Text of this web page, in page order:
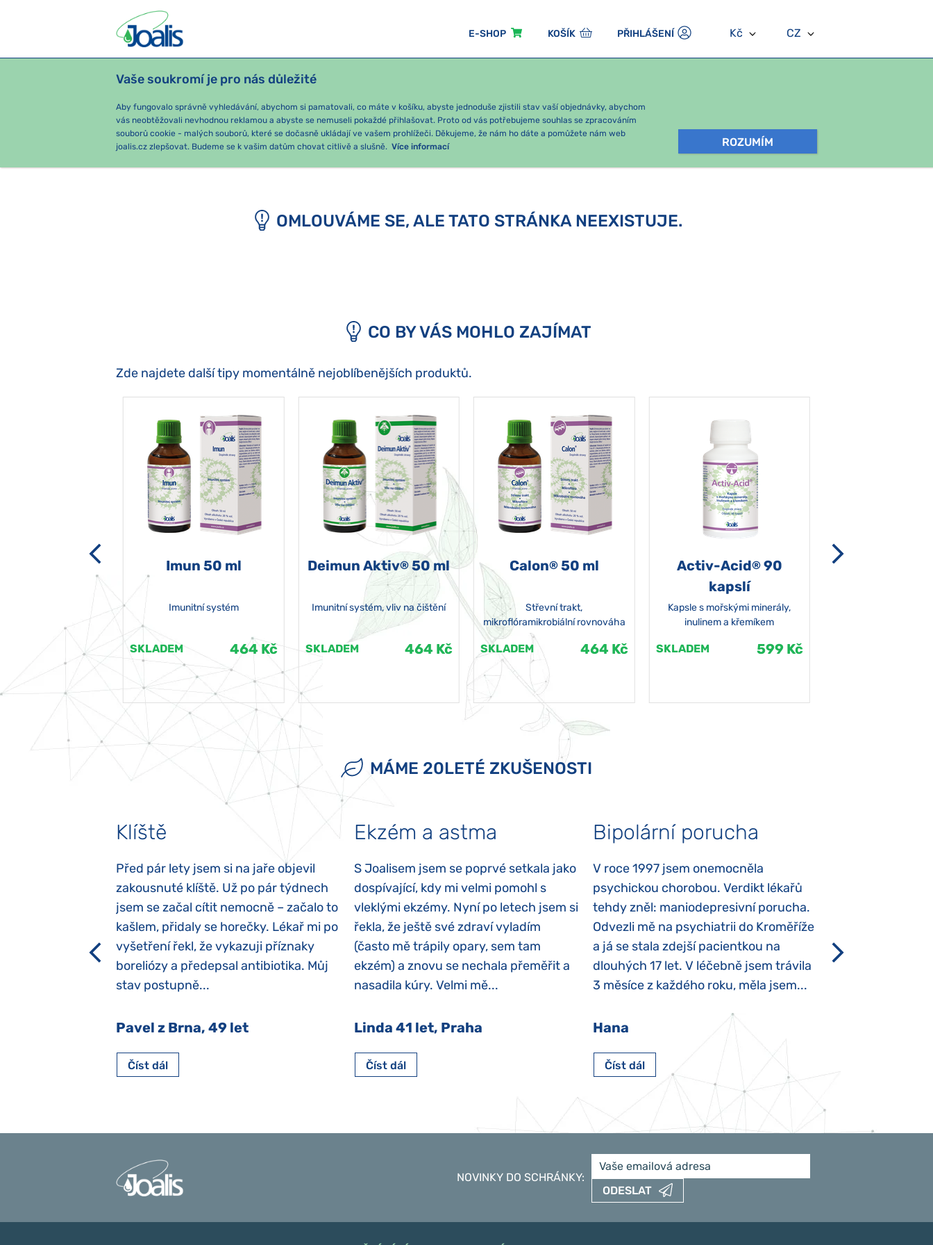
E-SHOP KOŠÍK PŘIHLÁŠENÍ Kč CZ
Vaše soukromí je pro nás důležité
Aby fungovalo správně vyhledávání, abychom si pamatovali, co máte v košíku, abyste jednoduše zjistili stav vaší objednávky, abychom
vás neobtěžovali nevhodnou reklamou a abyste se nemuseli pokaždé přihlašovat. Proto od vás potřebujeme souhlas se zpracováním
souborů cookie - malých souborů, které se dočasně ukládají ve vašem prohlížeči. Děkujeme, že nám ho dáte a pomůžete nám web
joalis.cz zlepšovat. Budeme se k vašim datům chovat citlivě a slušně. Více informací ROZUMÍM
PRODUKTY PODLE OBTÍŽÍ SEZÓNNÍ BALÍČKY
e-shop Joalis
OMLOUVÁME SE, ALE TATO STRÁNKA NEEXISTUJE.
CO BY VÁS MOHLO ZAJÍMAT
Zde najdete další tipy momentálně nejoblíbenějších produktů.
Imun 50 ml
Imunitní systém
SKLADEM 464 Kč
Deimun Aktiv® 50 ml
Imunitní systém, vliv na čištění
SKLADEM 464 Kč
Calon®50 ml
Střevní trakt,
mikroflóramikrobiální rovnováha
SKLADEM 464 Kč
Activ-Acid®90
kapslí
Kapsle s mořskými minerály,
inulinem a křemíkem
SKLADEM 599 Kč
MÁME 20LETÉ ZKUŠENOSTI
Klíště
Před pár lety jsem si na jaře objevil
zakousnuté klíště. Už po pár týdnech
jsem se začal cítit nemocně – začalo to
kašlem, přidaly se horečky. Lékař mi po
vyšetření řekl, že vykazuji příznaky
boreliózy a předepsal antibiotika. Můj
stav postupně...
Pavel z Brna, 49 let
Číst dál
Ekzém a astma
S Joalisem jsem se poprvé setkala jako
dospívající, kdy mi velmi pomohl s
vleklými ekzémy. Nyní po letech jsem si
řekla, že ještě své zdraví vyladím
(často mě trápily opary, sem tam
ekzém) a znovu se nechala přeměřit a
nasadila kúry. Velmi mě...
Linda 41 let, Praha
Číst dál
Bipolární porucha
V roce 1997 jsem onemocněla
psychickou chorobou. Verdikt lékařů
tehdy zněl: maniodepresivní porucha.
Odvezli mě na psychiatrii do Kroměříže
a já se stala zdejší pacientkou na
dlouhých 17 let. V léčebně jsem trávila
3 měsíce z každého roku, měla jsem...
Hana
Číst dál
který je u
Po půl roce
NOVINKY DO SCHRÁNKY:
ODESLAT